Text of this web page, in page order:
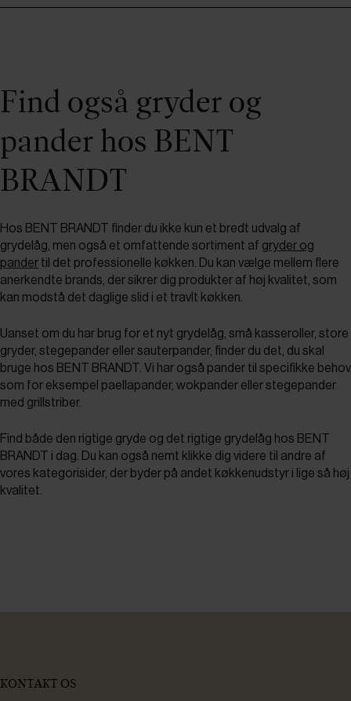
Find også gryder og
pander hos BENT
BRANDT
Hos BENT BRANDT finder du ikke kun et bredt udvalg af
grydelåg, men også et omfattende sortiment af gryder og
pander til det professionelle køkken. Du kan vælge mellem flere
anerkendte brands, der sikrer dig produkter af høj kvalitet, som
kan modstå det daglige slid i et travlt køkken.
Uanset om du har brug for et nyt grydelåg, små kasseroller, store
gryder, stegepander eller sauterpander, finder du det, du skal
bruge hos BENT BRANDT. Vi har også pander til specifikke behov
som for eksempel paellapander, wokpander eller stegepander
med grillstriber.
Find både den rigtige gryde og det rigtige grydelåg hos BENT
BRANDT i dag. Du kan også nemt klikke dig videre til andre af
vores kategorisider, der byder på andet køkkenudstyr i lige så høj
kvalitet.
KONTAKT OS